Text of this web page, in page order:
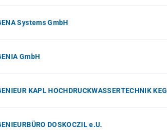
Systems GmbH
GmbH
KAPL HOCHDRUCKWASSERTECHNIK KEG
DOSKOCZIL e.U.